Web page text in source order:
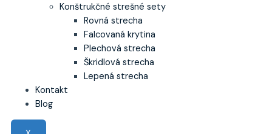
Konštrukčné strešné sety
Rovná strecha
Falcovaná krytina
Plechová strecha
Škridlová strecha
Lepená strecha
Kontakt
Blog